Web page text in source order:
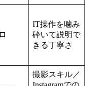
IT操作を噛み
砕いて説明で
きる丁寧さ
撮影スキル／